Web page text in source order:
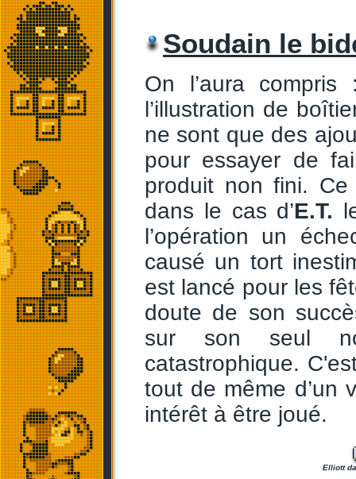
Soudain le
On l’aura
l’illustration de
ne sont que des
pour essayer de
produit non fini.
dans le cas d’E.T.
l’opération un
causé un tort
est lancé pour les
doute de son
sur son seul
catastrophique.
tout de même d’un
intérêt à être joué.
Elliott